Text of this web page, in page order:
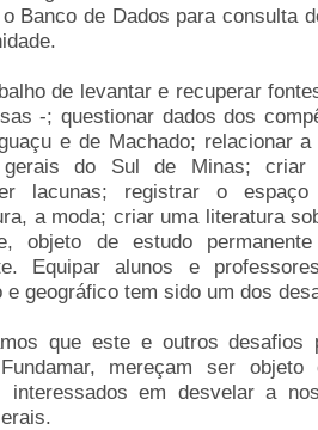
Banco de Dados para consulta
de levantar e recuperar
-; questionar dados dos
e de Machado; relacionar
do Sul de Minas; criar
lacunas; registrar o
a moda; criar uma literatura
objeto de estudo
Equipar alunos e
e geográfico tem sido um dos
que este e outros desafios
mereçam ser
interessados em desvelar a